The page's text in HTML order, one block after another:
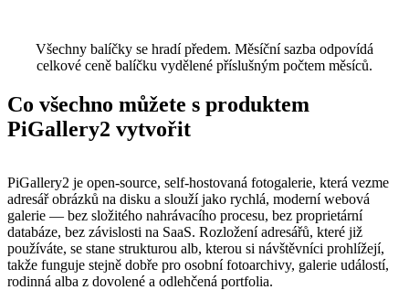
Všechny balíčky se hradí předem. Měsíční sazba odpovídá
celkové ceně balíčku vydělené příslušným počtem měsíců.
Co všechno můžete s produktem
PiGallery2 vytvořit
PiGallery2 je open-source, self-hostovaná fotogalerie, která vezme
adresář obrázků na disku a slouží jako rychlá, moderní webová
galerie — bez složitého nahrávacího procesu, bez proprietární
databáze, bez závislosti na SaaS. Rozložení adresářů, které již
používáte, se stane strukturou alb, kterou si návštěvníci prohlížejí,
takže funguje stejně dobře pro osobní fotoarchivy, galerie událostí,
rodinná alba z dovolené a odlehčená portfolia.